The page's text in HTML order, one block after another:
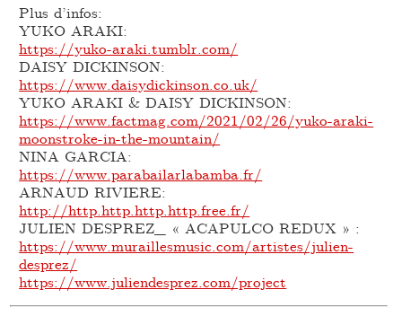
Plus d’infos:
YUKO ARAKI:
https://yuko-araki.tumblr.com/
DAISY DICKINSON:
https://www.daisydickinson.co.uk/
YUKO ARAKI & DAISY DICKINSON:
https://www.factmag.com/2021/02/26/yuko-araki-
moonstroke-in-the-mountain/
NINA GARCIA:
https://www.parabailarlabamba.fr/
ARNAUD RIVIERE:
http://http.http.http.http.free.fr/
JULIEN DESPREZ_ « ACAPULCO REDUX » :
https://www.muraillesmusic.com/artistes/julien-
desprez/
https://www.juliendesprez.com/project